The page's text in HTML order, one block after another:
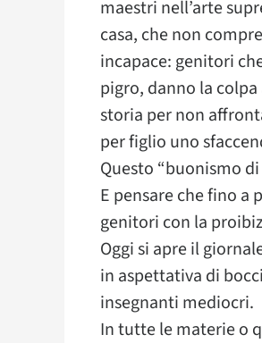
maestri nell’arte
casa, che non
incapace: genitori
pigro, danno la
storia per non
per figlio uno
Questo “buonismo
E pensare che fino a
genitori con la
Oggi si apre il
in aspettativa di
insegnanti mediocri.
In tutte le materie o